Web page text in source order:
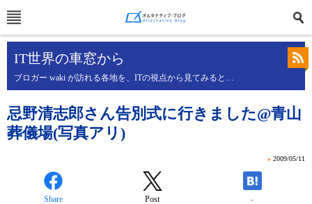
IT世界の車窓から
ブロガー waki が訪れる各地を、ITの視点から見てみると…
忌野清志郎さん告別式に行きました@青山
葬儀場(写真アリ)
» 2009/05/11
Share Post -